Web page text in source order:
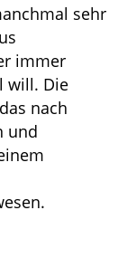
sehr
immer
will. Die
nach
und